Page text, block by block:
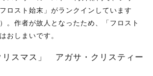
ロスト始末」がランクインしています
。作者が故人となったため、「フロスト
おしまいです。
リスマス」 アガサ・クリスティー